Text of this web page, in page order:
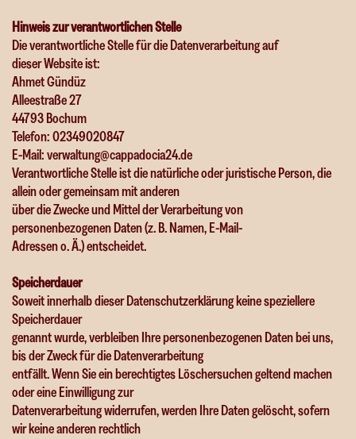
Hinweis zur verantwortlichen Stelle
Die verantwortliche Stelle für die Datenverarbeitung auf
dieser Website ist:
Ahmet Gündüz
Alleestraße 27
44793 Bochum
Telefon: 02349020847
E-Mail: verwaltung@cappadocia24.de
Verantwortliche Stelle ist die natürliche oder juristische Person, die
allein oder gemeinsam mit anderen
über die Zwecke und Mittel der Verarbeitung von
personenbezogenen Daten (z. B. Namen, E-Mail-
Adressen o. Ä.) entscheidet.
Speicherdauer
Soweit innerhalb dieser Datenschutzerklärung keine speziellere
Speicherdauer
genannt wurde, verbleiben Ihre personenbezogenen Daten bei uns,
bis der Zweck für die Datenverarbeitung
entfällt. Wenn Sie ein berechtigtes Löschersuchen geltend machen
oder eine Einwilligung zur
Datenverarbeitung widerrufen, werden Ihre Daten gelöscht, sofern
wir keine anderen rechtlich